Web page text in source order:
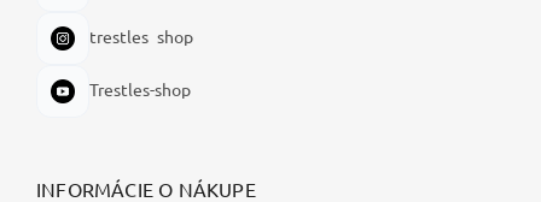
trestles_shop
Trestles-shop
INFORMÁCIE O NÁKUPE